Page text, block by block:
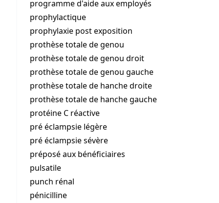
programme d'aide aux employés
prophylactique
prophylaxie post exposition
prothèse totale de genou
prothèse totale de genou droit
prothèse totale de genou gauche
prothèse totale de hanche droite
prothèse totale de hanche gauche
protéine C réactive
pré éclampsie légère
pré éclampsie sévère
préposé aux bénéficiaires
pulsatile
punch rénal
pénicilline